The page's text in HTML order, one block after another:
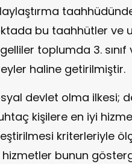
bu taahhütler ve
toplumda 3.
haline getirilmiştir.
devlet olma ilkesi;
kişilere en iyi
kriterleriyle
bunun